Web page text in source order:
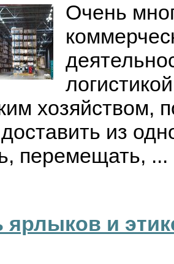
Очень
хозяйством,
из
перемещать, ...
ярлыков и